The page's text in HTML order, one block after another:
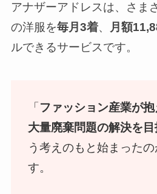
アナザーアドレスは、さま
の洋服を毎月3着、 月額
ルできるサービスです。
「 ファッション産業が抱
大量廃棄問題の解決を目
う考えのもと始まった
す。